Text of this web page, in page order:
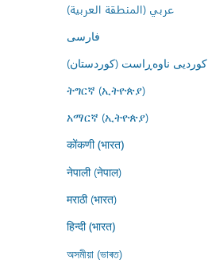
عربي (المنطقة العربية)
فارسى
کوردیی ناوەڕاست (کوردستان)
ትግርኛ (ኢትዮጵያ)
አማርኛ (ኢትዮጵያ)
कोंकणी (भारत)
नेपाली (नेपाल)
मराठी (भारत)
हिन्दी (भारत)
অসমীয়া (ভাৰত)